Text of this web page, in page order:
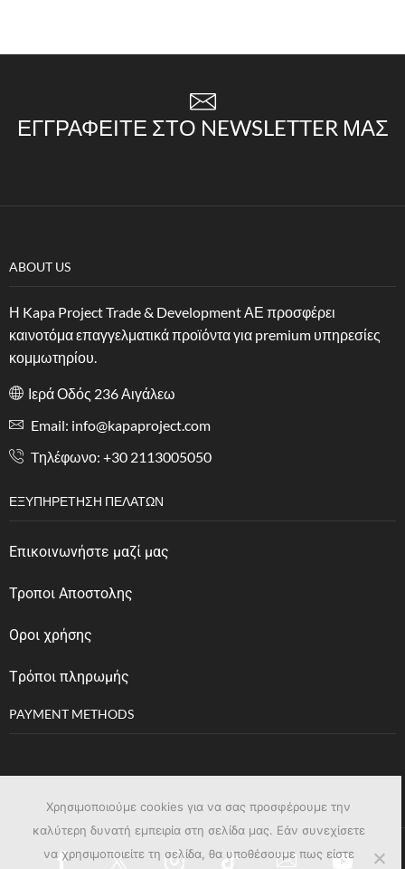
ΕΓΓΡΑΦΕΊΤΕ ΣΤΟ NEWSLETTER ΜΑΣ
ABOUT US
Η Kapa Project Trade & Development ΑΕ προσφέρει
καινοτόμα επαγγελματικά προϊόντα για premium υπηρεσίες
κομμωτηρίου.
Ιερά Οδός 236 Αιγάλεω
Email: info@kapaproject.com
Tηλέφωνο: +30 2113005050
ΕΞΥΠΗΡΈΤΗΣΗ ΠΕΛΑΤΏΝ
Επικοινωνήστε μαζί μας
Τροποι Αποστολης
Οροι χρήσης
Tρόποι πληρωμής
PAYMENT METHODS
Χρησιμοποιούμε cookies για να σας προσφέρουμε την
καλύτερη δυνατή εμπειρία στη σελίδα μας. Εάν συνεχίσετε
να χρησιμοποιείτε τη σελίδα, θα υποθέσουμε πως είστε